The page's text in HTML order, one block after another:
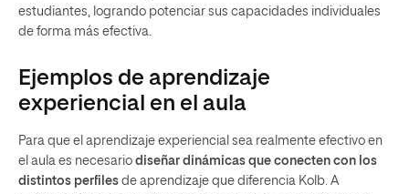
estudiantes, logrando potenciar sus capacidades individuales
de forma más efectiva.
Ejemplos de aprendizaje
experiencial en el aula
Para que el aprendizaje experiencial sea realmente efectivo en
el aula es necesario diseñar dinámicas que conecten con los
distintos perfiles de aprendizaje que diferencia Kolb. A